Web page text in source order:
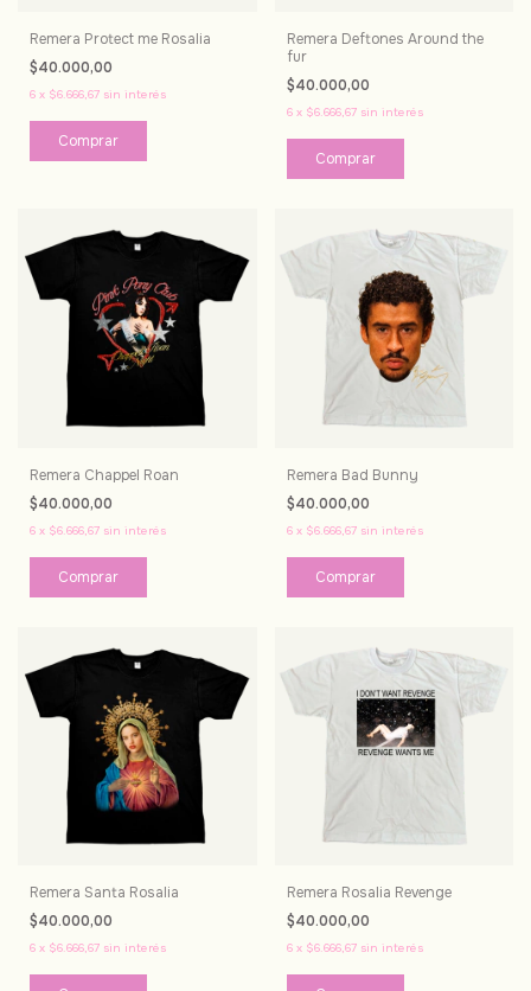
Remera Protect me Rosalia
$40.000,00
6 x $6.666,67 sin interés
Comprar
Remera Deftones Around the
fur
$40.000,00
6 x $6.666,67 sin interés
Comprar
Remera Chappel Roan
$40.000,00
6 x $6.666,67 sin interés
Comprar
Remera Bad Bunny
$40.000,00
6 x $6.666,67 sin interés
Comprar
Remera Santa Rosalia
$40.000,00
6 x $6.666,67 sin interés
Remera Rosalia Revenge
$40.000,00
6 x $6.666,67 sin interés